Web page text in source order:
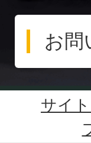
お問
サイ